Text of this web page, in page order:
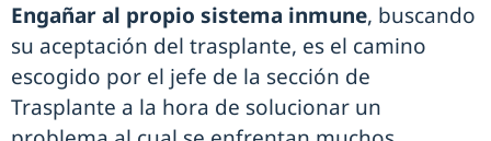
Engañar al propio sistema inmune, buscando
su aceptación del trasplante, es el camino
escogido por el jefe de la sección de
Trasplante a la hora de solucionar un